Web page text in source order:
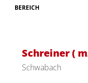
BEREICH
Schreiner (
Schwabach